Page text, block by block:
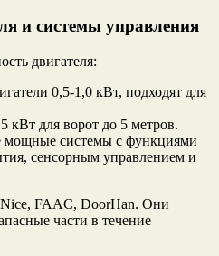
и системы управления
двигателя:
0,5-1,0 кВт, подходят для
для ворот до 5 метров.
системы с функциями
сенсорным управлением и
FAAC, DoorHan. Они
части в течение